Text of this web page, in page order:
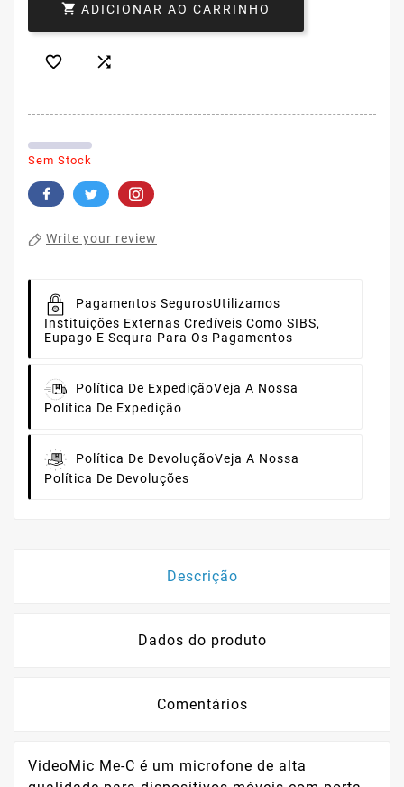
 ADICIONAR AO CARRINHO
 
Sem Stock
Write your review
Pagamentos SegurosUtilizamos
Instituições Externas Credíveis Como SIBS,
Eupago E Sequra Para Os Pagamentos
Política De ExpediçãoVeja A Nossa
Política De Expedição
Política De DevoluçãoVeja A Nossa
Política De Devoluções
Descrição
Dados do produto
Comentários
VideoMic Me-C é um microfone de alta